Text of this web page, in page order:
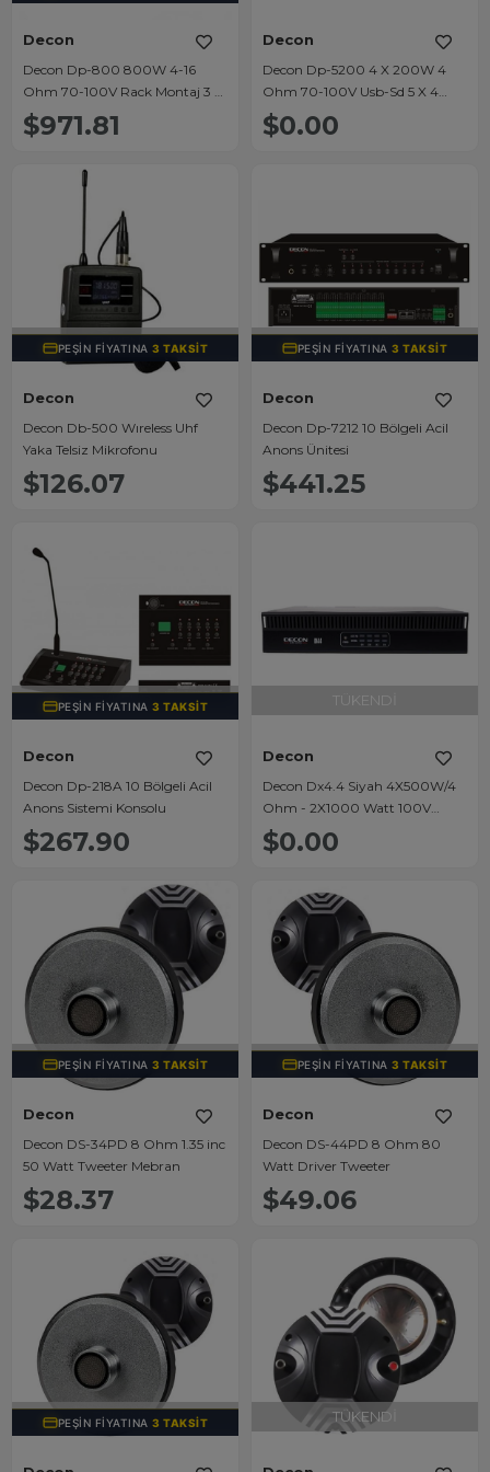
Decon
Decon Dp-800 800W 4-16
Ohm 70-100V Rack Montaj 3 U
Hat Trafolu Power Amfi
$971.81
Decon
Decon Dp-5200 4 X 200W 4
Ohm 70-100V Usb-Sd 5 X 4
Matrıx Mıxer Amfi
$0.00
TÜKENDI
PEŞIN FIYATINA3 TAKSIT
Decon
Decon Db-500 Wıreless Uhf
Yaka Telsiz Mikrofonu
$126.07
TÜKENDI
PEŞIN FIYATINA3 TAKSIT
Decon
Decon Dp-7212 10 Bölgeli Acil
Anons Ünitesi
$441.25
TÜKENDI
PEŞIN FIYATINA3 TAKSIT
Decon
Decon Dp-218A 10 Bölgeli Acil
Anons Sistemi Konsolu
$267.90
TÜKENDI
Decon
Decon Dx4.4 Siyah 4X500W/4
Ohm - 2X1000 Watt 100V
Power Amfi
$0.00
TÜKENDI
PEŞIN FIYATINA3 TAKSIT
Decon
Decon DS-34PD 8 Ohm 1.35 inc
50 Watt Tweeter Mebran
$28.37
TÜKENDI
PEŞIN FIYATINA3 TAKSIT
Decon
Decon DS-44PD 8 Ohm 80
Watt Driver Tweeter
$49.06
TÜKENDI
PEŞIN FIYATINA3 TAKSIT TÜKENDI